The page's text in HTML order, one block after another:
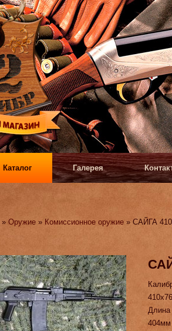
Каталог Галерея
»Оружие » Комиссионное оружие » САЙГА
410х76
404мм